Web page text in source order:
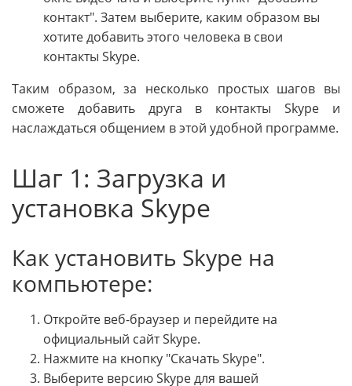
контакт". Затем выберите, каким образом вы
хотите добавить этого человека в свои
контакты Skype.
Таким образом, за несколько простых шагов вы
сможете добавить друга в контакты Skype и
наслаждаться общением в этой удобной программе.
Шаг 1: Загрузка и
установка Skype
Как установить Skype на
компьютере:
Откройте веб-браузер и перейдите на
официальный сайт Skype.
Нажмите на кнопку "Скачать Skype".
Выберите версию Skype для вашей